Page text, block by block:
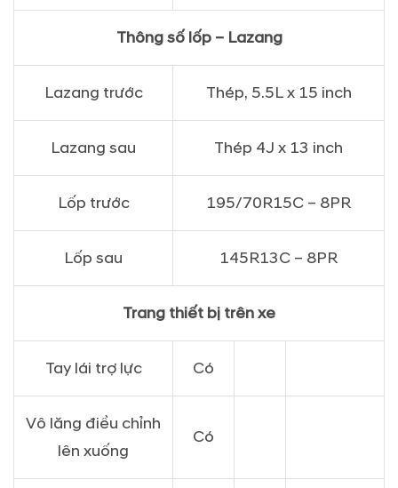
Thông số lốp – Lazang
Lazang trước Thép, 5.5L x 15 inch
Lazang sau Thép 4J x 13 inch
Lốp trước 195/70R15C – 8PR
Lốp sau 145R13C – 8PR
Trang thiết bị trên xe
Tay lái trợ lực Có
Vô lăng điều chỉnh
lên xuống
Có